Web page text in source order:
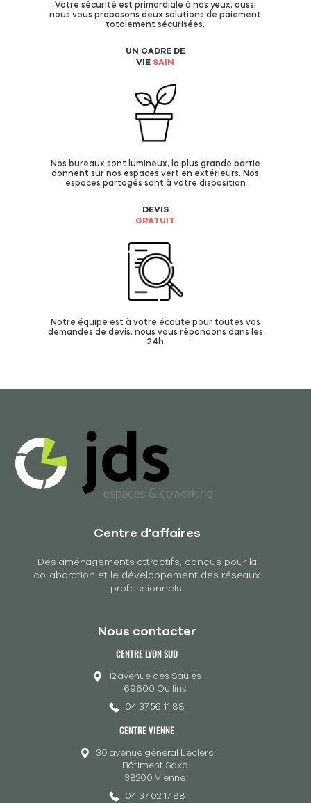
Votre sécurité est primordiale à nos yeux, aussi
nous vous proposons deux solutions de paiement
totalement sécurisées.
UN CADRE DE
VIE SAIN
Nos bureaux sont lumineux, la plus grande partie
donnent sur nos espaces vert en extérieurs. Nos
espaces partagés sont à votre disposition
DEVIS
GRATUIT
Notre équipe est à votre écoute pour toutes vos
demandes de devis, nous vous répondons dans les
24h
Centre d'affaires
Des aménagements attractifs, conçus pour la
collaboration et le développement des réseaux
professionnels.
Nous contacter
CENTRE LYON SUD
12 avenue des Saules
69600 Oullins
04 37 56 11 88
CENTRE VIENNE
30 avenue général Leclerc
Bâtiment Saxo
38200 Vienne
04 37 02 17 88